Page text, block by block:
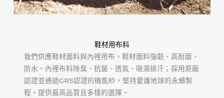
鞋材用布料
我們供應鞋材面料與內裡用布。鞋材面料強韌、高耐磨、
防水。內裡布料除臭、抗菌、透氣、吸濕排汗；採用原廠
認證並通過GRS認證的機能紗，堅持愛護地球的永續製
程，提供最高品質且多樣的選擇。